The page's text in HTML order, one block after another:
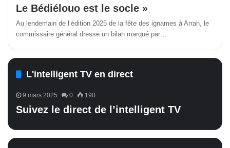
Le Bédiélouo est le socle »
Au lendemain de l’édition 2025 de la fête des ignames à Arrah, le
commissaire général dresse un bilan marqué par…
L'intelligent TV en direct
9 mars 2025 0 190
Suivez le direct de l’intelligent TV